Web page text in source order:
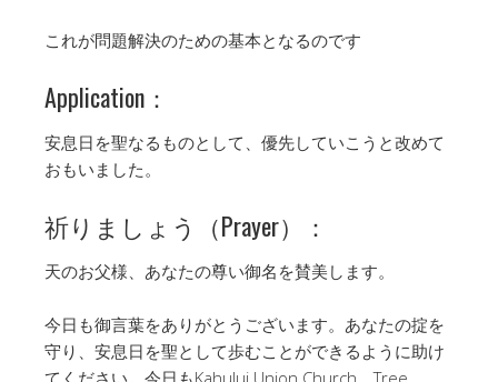
これが問題解決のための基本となるのです
Application：
安息日を聖なるものとして、優先していこうと改めて
おもいました。
祈りましょう（Prayer）：
天のお父様、あなたの尊い御名を賛美します。
今日も御言葉をありがとうございます。あなたの掟を
守り、安息日を聖として歩むことができるように助け